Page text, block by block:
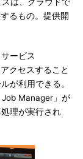
るもの。提供開
ービス
クセスすること
が利用できる。
Job Manager」が
理が実行され